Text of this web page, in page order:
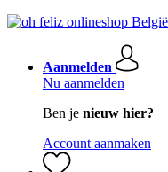
Aanmelden
Nu aanmelden
Ben je nieuw hier?
Account aanmaken